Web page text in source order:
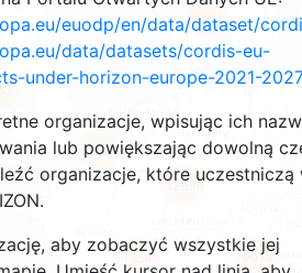
euodp/en/data/dataset/
data/datasets/cordis-eu-
under-horizon-europe-2021-2027
organizacje, wpisując ich
lub powiększając dowolną
organizacje, które uczestniczą
aby zobaczyć wszystkie jej
1354
2934
10053
6515
12896